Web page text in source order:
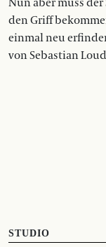
Nun aber muss
den Griff
einmal neu
von Sebastian
STUDIO